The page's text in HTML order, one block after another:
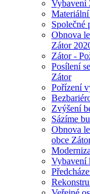
Vybavení
Společné
Obnova
Zátor
Zátor -
Posílení
Zátor
Pořízení
Zvýšení
Sázíme
Obnova
obce
Vybavení